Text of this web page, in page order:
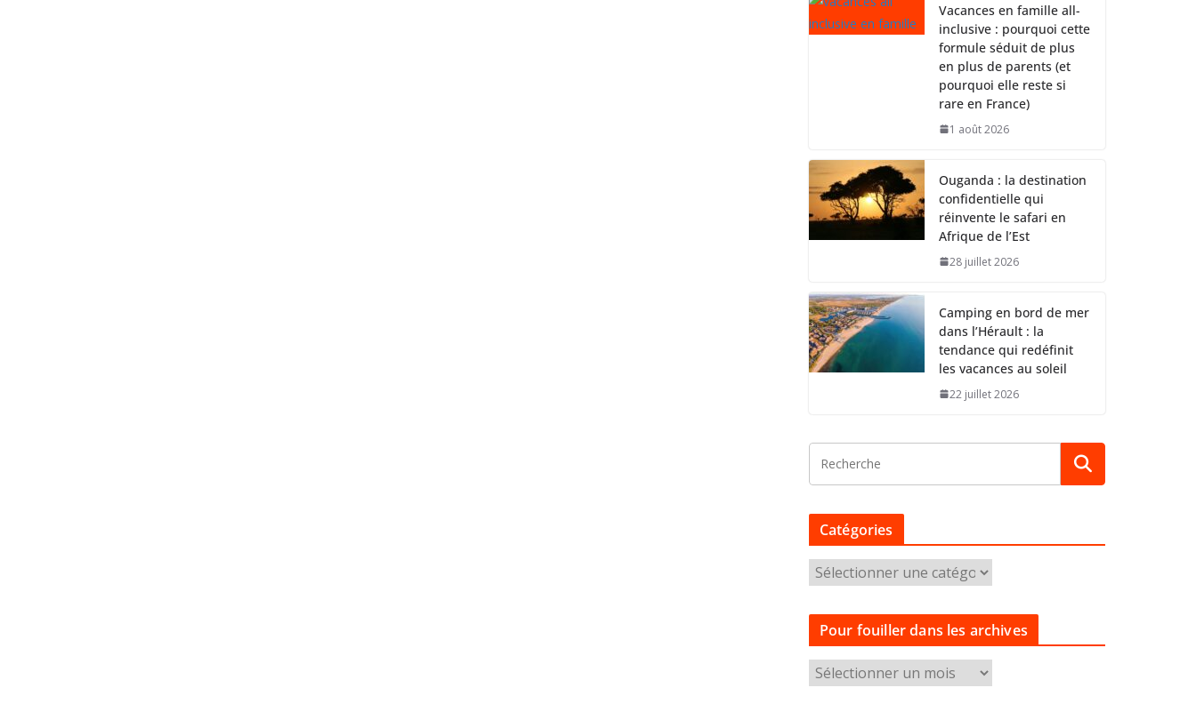
Vacances en famille all-
inclusive : pourquoi cette
formule séduit de plus
en plus de parents (et
pourquoi elle reste si
rare en France)
1 août 2026
Ouganda : la destination
confidentielle qui
réinvente le safari en
Afrique de l’Est
28 juillet 2026
Camping en bord de mer
dans l’Hérault : la
tendance qui redéfinit
les vacances au soleil
22 juillet 2026
Catégories
a
t
g
Pour fouiller dans les archives
o